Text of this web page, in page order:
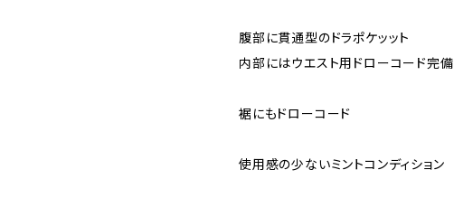
腹部に貫通型のドラポケッット
内部にはウエスト用ドローコード完備
裾にもドローコード
使用感の少ないミントコンディション